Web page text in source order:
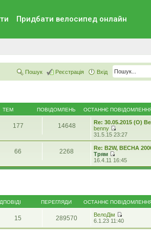
Придбати велосипед онлайн
Вхід
Реєстрація
Пошук
ТЕМ ПОВІДОМЛЕНЬ ОСТАННЄ
177 14648
Re: 30.05.2015 (O)
benny
П
е
р
е
г
л
я
и
о
с
т
а
31.5.15 23:27
66 2268
Re: B2W, ВЕСНА
Трям
П
е
р
я
н
у
и
о
16.4.11 16:45
ПЕРЕГЛЯДИ ОСТАННЄ
15 289570
ВелоДім
П
6.1.23 11:40